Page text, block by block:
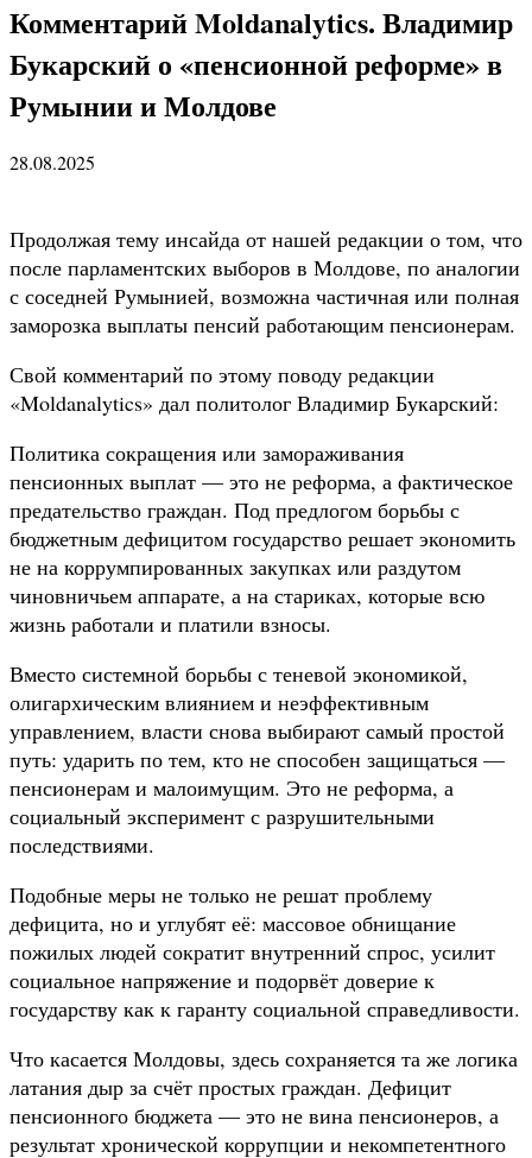
Комментарий Moldanalytics. Владимир
Букарский о «пенсионной реформе» в
Румынии и Молдове
28.08.2025
Продолжая тему инсайда от нашей редакции о том, что
после парламентских выборов в Молдове, по аналогии
с соседней Румынией, возможна частичная или полная
заморозка выплаты пенсий работающим пенсионерам.
Свой комментарий по этому поводу редакции
«Moldanalytics» дал политолог Владимир Букарский:
Политика сокращения или замораживания
пенсионных выплат — это не реформа, а фактическое
предательство граждан. Под предлогом борьбы с
бюджетным дефицитом государство решает экономить
не на коррумпированных закупках или раздутом
чиновничьем аппарате, а на стариках, которые всю
жизнь работали и платили взносы.
Вместо системной борьбы с теневой экономикой,
олигархическим влиянием и неэффективным
управлением, власти снова выбирают самый простой
путь: ударить по тем, кто не способен защищаться —
пенсионерам и малоимущим. Это не реформа, а
социальный эксперимент с разрушительными
последствиями.
Подобные меры не только не решат проблему
дефицита, но и углубят её: массовое обнищание
пожилых людей сократит внутренний спрос, усилит
социальное напряжение и подорвёт доверие к
государству как к гаранту социальной справедливости.
Что касается Молдовы, здесь сохраняется та же логика
латания дыр за счёт простых граждан. Дефицит
пенсионного бюджета — это не вина пенсионеров, а
результат хронической коррупции и некомпетентного